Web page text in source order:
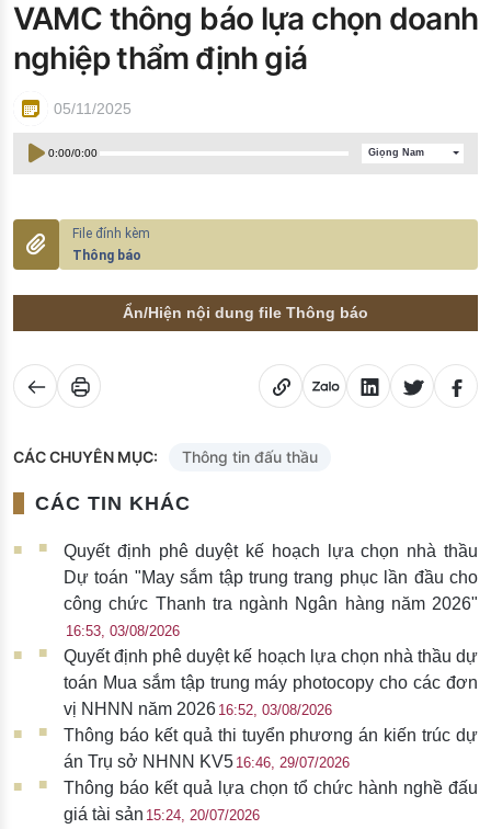
Đào tạo ISO
VAMC thông báo lựa chọn doanh
nghiệp thẩm định giá
05/11/2025
0:00/0:00 Giọng Nam
Thông báo
Ẩn/Hiện nội dung file Thông báo
CÁC CHUYÊN MỤC: Thông tin đấu thầu
CÁC TIN KHÁC
Quyết định phê duyệt kế hoạch lựa chọn nhà thầu
Dự toán "May sắm tập trung trang phục lần đầu cho
công chức Thanh tra ngành Ngân hàng năm 2026"
16:53, 03/08/2026
Quyết định phê duyệt kế hoạch lựa chọn nhà thầu dự
toán Mua sắm tập trung máy photocopy cho các đơn
vị NHNN năm 2026 16:52, 03/08/2026
Thông báo kết quả thi tuyển phương án kiến trúc dự
án Trụ sở NHNN KV5 16:46, 29/07/2026
Thông báo kết quả lựa chọn tổ chức hành nghề đấu
giá tài sản 15:24, 20/07/2026